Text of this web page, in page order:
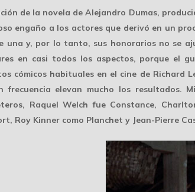
de la novela de Alejandro Dumas,
engaño a los actores que derivó en un
una y, por lo tanto, sus honorarios no se
en casi todos los aspectos, porque el
cómicos habituales en el cine de Richard
frecuencia elevan mucho los resultados.
Raquel Welch fue Constance,
Roy Kinner como Planchet y Jean-Pierre